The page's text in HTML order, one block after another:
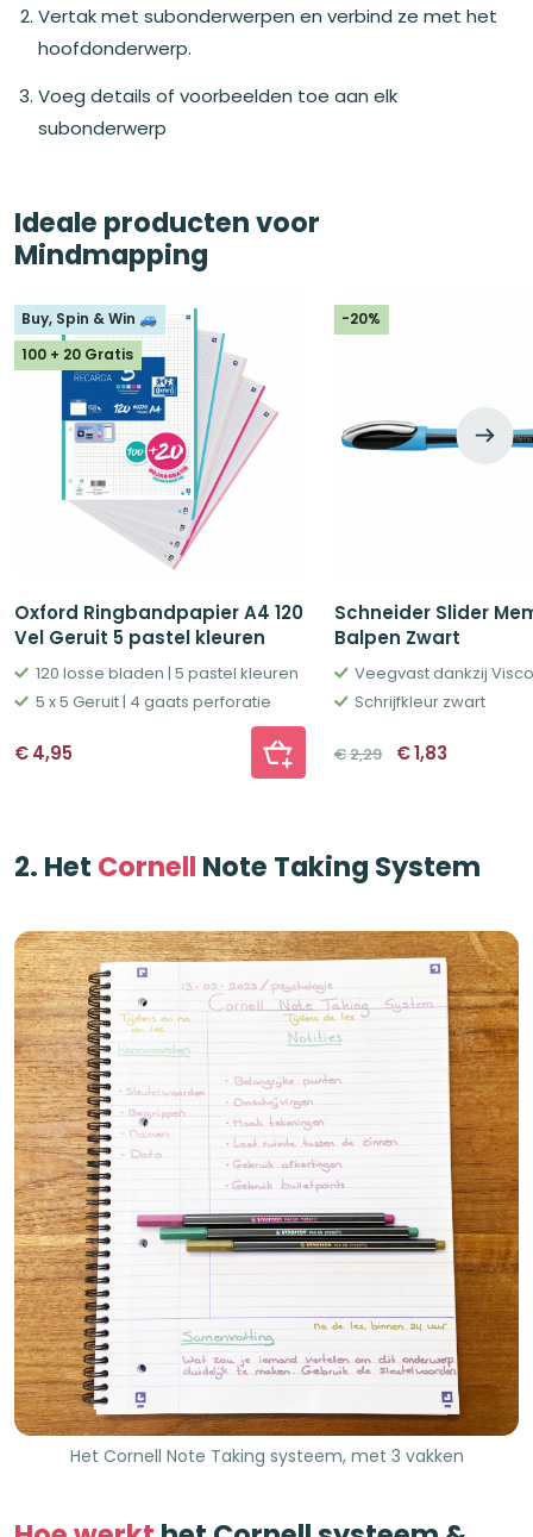
Vertak met subonderwerpen en verbind ze met het
hoofdonderwerp.
Voeg details of voorbeelden toe aan elk
subonderwerp
Ideale producten voor
Mindmapping
Buy, Spin & Win 🚙
100 + 20 Gratis
Oxford Ringbandpapier A4 120
Vel Geruit 5 pastel kleuren
120 losse bladen | 5 pastel kleuren
5 x 5 Geruit | 4 gaats perforatie
€4,95
-20%
Schneider Slider
Balpen Zwart
Schrijfkleur zwart
€2,29 prijs
€1,83
2. Het Cornell Note Taking System
Het Cornell Note Taking systeem, met 3 vakken